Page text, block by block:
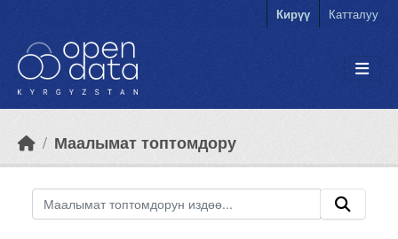
Кирүү Катталуу
Маалымат топтомдору